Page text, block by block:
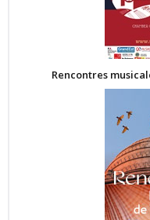
Rencontres